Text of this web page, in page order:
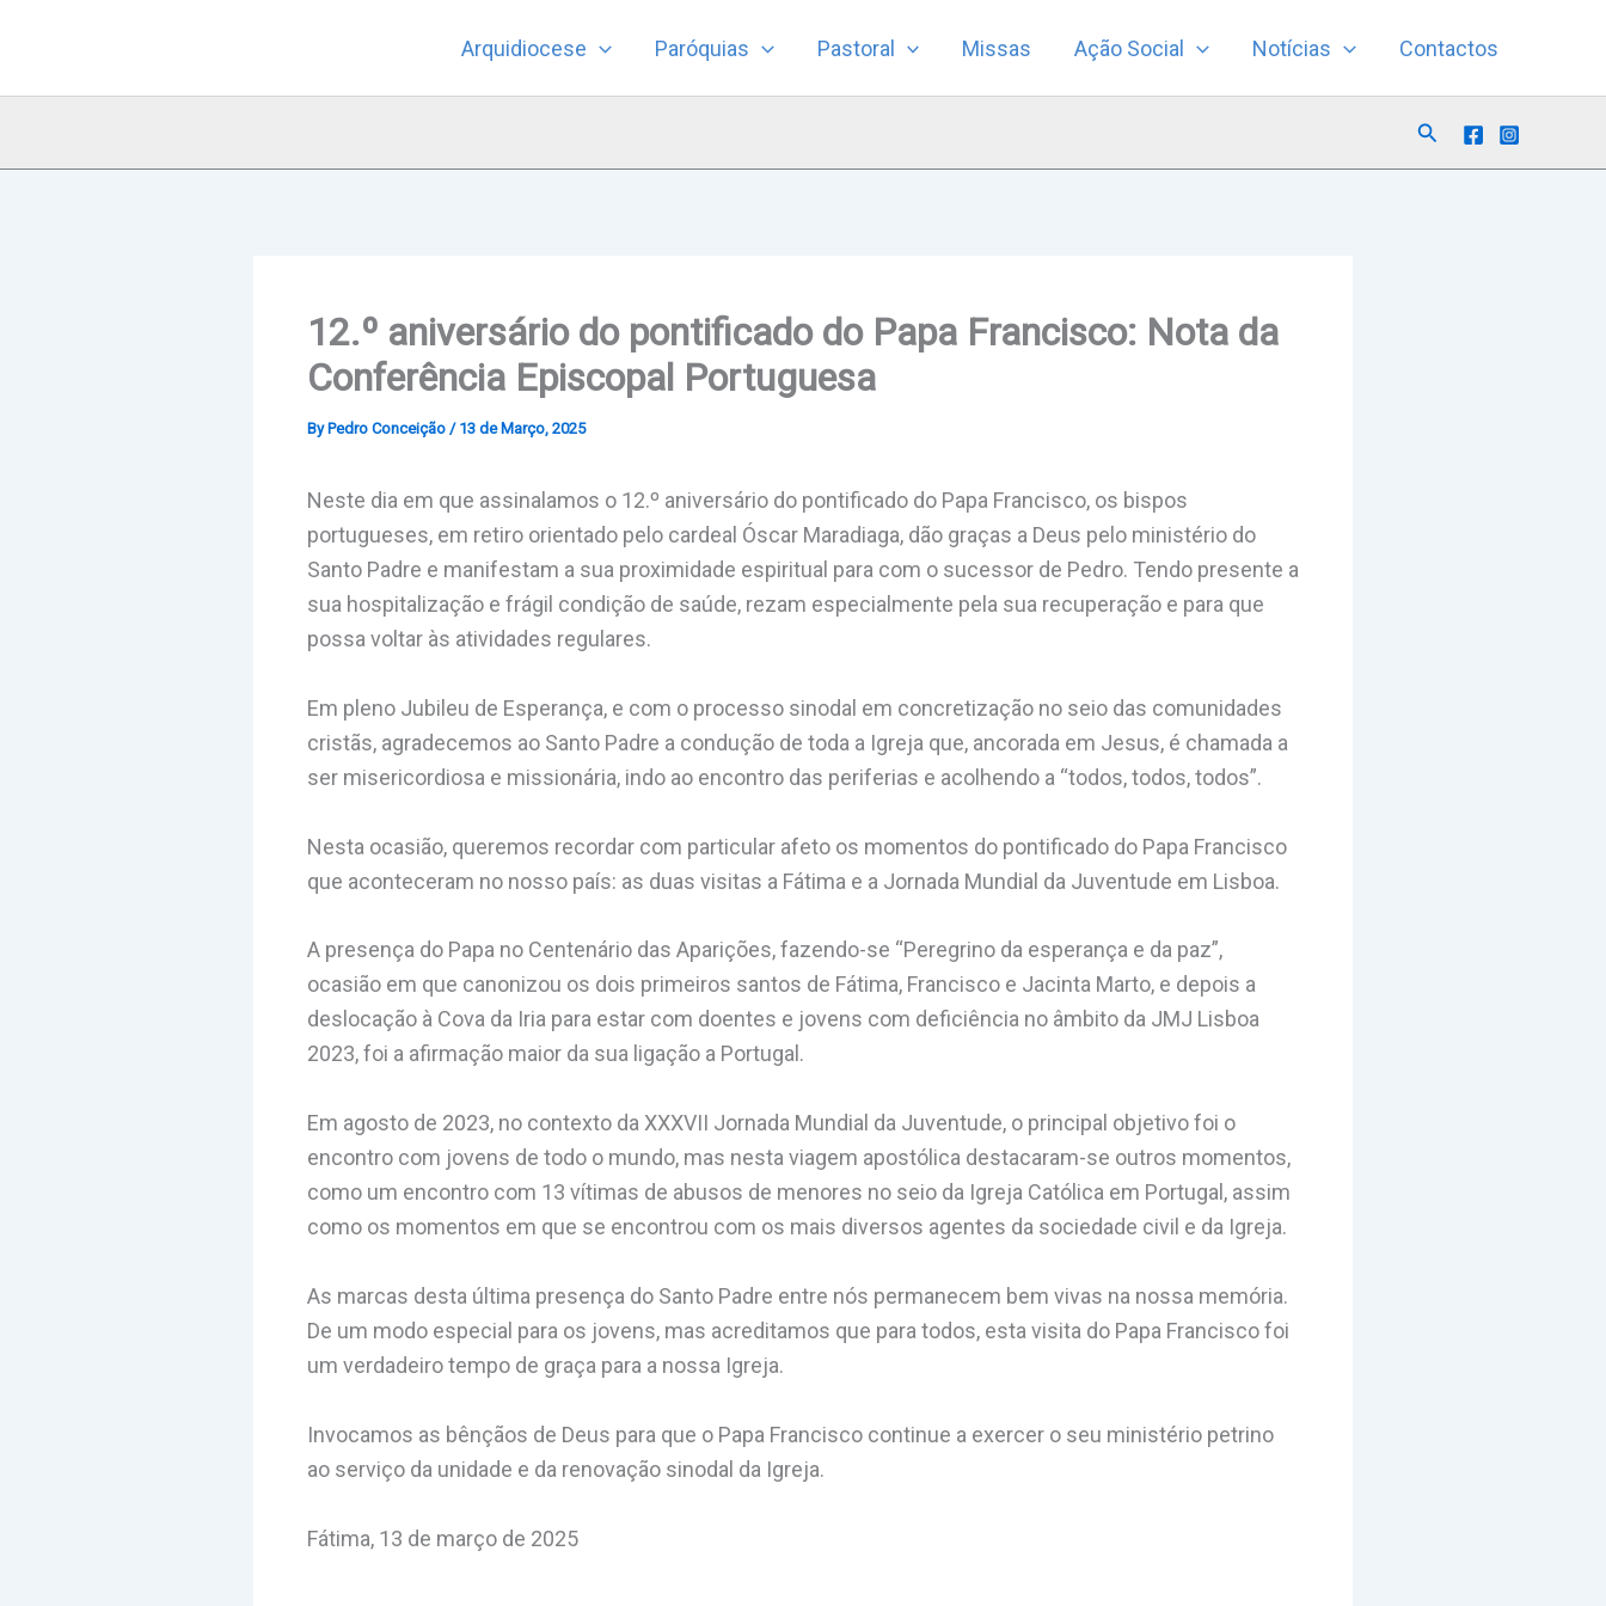
Arquidiocese Paróquias Pastoral Missas Ação Social Notícias Contactos
Search
12.º aniversário do pontificado do Papa Francisco: Nota da
Conferência Episcopal Portuguesa
By Pedro Conceição / 13 de Março, 2025
Neste dia em que assinalamos o 12.º aniversário do pontificado do Papa Francisco, os bispos
portugueses, em retiro orientado pelo cardeal Óscar Maradiaga, dão graças a Deus pelo ministério do
Santo Padre e manifestam a sua proximidade espiritual para com o sucessor de Pedro. Tendo presente a
sua hospitalização e frágil condição de saúde, rezam especialmente pela sua recuperação e para que
possa voltar às atividades regulares.
Em pleno Jubileu de Esperança, e com o processo sinodal em concretização no seio das comunidades
cristãs, agradecemos ao Santo Padre a condução de toda a Igreja que, ancorada em Jesus, é chamada a
ser misericordiosa e missionária, indo ao encontro das periferias e acolhendo a “todos, todos, todos”.
Nesta ocasião, queremos recordar com particular afeto os momentos do pontificado do Papa Francisco
que aconteceram no nosso país: as duas visitas a Fátima e a Jornada Mundial da Juventude em Lisboa.
A presença do Papa no Centenário das Aparições, fazendo-se “Peregrino da esperança e da paz”,
ocasião em que canonizou os dois primeiros santos de Fátima, Francisco e Jacinta Marto, e depois a
deslocação à Cova da Iria para estar com doentes e jovens com deficiência no âmbito da JMJ Lisboa
2023, foi a afirmação maior da sua ligação a Portugal.
Em agosto de 2023, no contexto da XXXVII Jornada Mundial da Juventude, o principal objetivo foi o
encontro com jovens de todo o mundo, mas nesta viagem apostólica destacaram-se outros momentos,
como um encontro com 13 vítimas de abusos de menores no seio da Igreja Católica em Portugal, assim
como os momentos em que se encontrou com os mais diversos agentes da sociedade civil e da Igreja.
As marcas desta última presença do Santo Padre entre nós permanecem bem vivas na nossa memória.
De um modo especial para os jovens, mas acreditamos que para todos, esta visita do Papa Francisco foi
um verdadeiro tempo de graça para a nossa Igreja.
Invocamos as bênçãos de Deus para que o Papa Francisco continue a exercer o seu ministério petrino
ao serviço da unidade e da renovação sinodal da Igreja.
Fátima, 13 de março de 2025